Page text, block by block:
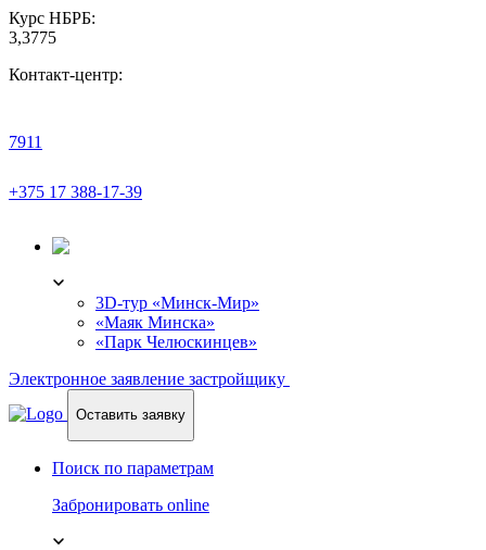
Курс НБРБ:
3,3775
Контакт-центр:
7911
+375 17 388-17-39
3D-тур «Минск-Мир»
«Маяк Минска»
«Парк Челюскинцев»
Электронное заявление застройщику
Оставить заявку
Поиск по параметрам
Забронировать online